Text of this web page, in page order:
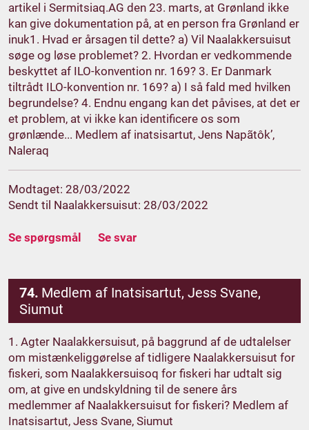
artikel i Sermitsiaq.AG den 23. marts, at Grønland ikke
kan give dokumentation på, at en person fra Grønland er
inuk1. Hvad er årsagen til dette? a) Vil Naalakkersuisut
søge og løse problemet? 2. Hvordan er vedkommende
beskyttet af ILO-konvention nr. 169? 3. Er Danmark
tiltrådt ILO-konvention nr. 169? a) I så fald med hvilken
begrundelse? 4. Endnu engang kan det påvises, at det er
et problem, at vi ikke kan identificere os som
grønlænde... Medlem af inatsisartut, Jens Napãtôk’,
Naleraq
Modtaget: 28/03/2022
Sendt til Naalakkersuisut: 28/03/2022
Se spørgsmål Se svar
74. Medlem af Inatsisartut, Jess Svane,
Siumut
1. Agter Naalakkersuisut, på baggrund af de udtalelser
om mistænkeliggørelse af tidligere Naalakkersuisut for
fiskeri, som Naalakkersuisoq for fiskeri har udtalt sig
om, at give en undskyldning til de senere års
medlemmer af Naalakkersuisut for fiskeri? Medlem af
Inatsisartut, Jess Svane, Siumut